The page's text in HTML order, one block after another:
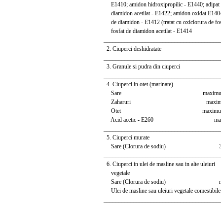
E1410; amidon hidroxipropilic - E1440; adipat
diamidon acetilat - E1422; amidon oxidat
de diamidon - E1412 (tratat cu oxiclorura de
fosfat de diamidon acetilat - E1414
2. Ciuperci
3. Granule si pudra din
4. Ciuperci in otet (marinate)
Sare maximum
Zaharuri maximum
Otet maximum
Acid acetic - E260
5. Ciuperci murate
Sare (Clorura de sodiu) 3% -
6. Ciuperci in ulei de masline sau in alte uleiuri
vegetale
Sare (Clorura de sodiu)
Ulei de masline sau uleiuri vegetale comestibile